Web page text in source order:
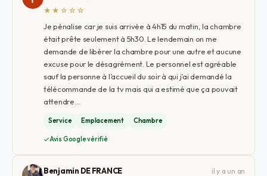
★★☆☆☆
Je pénalise car je suis arrivée à 4h15 du matin, la chambre
était prête seulement à 5h30. Le lendemain on me
demande de libérer la chambre pour une autre et aucune
excuse pour le désagrément. Le personnel est agréable
sauf la personne à l’accueil du soir à qui j’ai demandé la
télécommande de la tv mais qui a estimé que ça pouvait
attendre…
Service Emplacement Chambre
Avis Google vérifié
Benjamin DE FRANCE
il y a un an